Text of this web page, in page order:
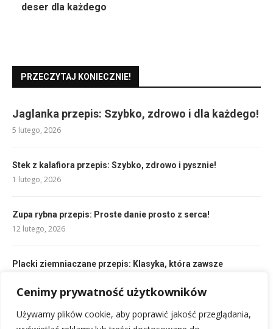
Cenimy prywatność użytkowników
Używamy plików cookie, aby poprawić jakość przeglądania,
deser dla każdego
PRZECZYTAJ KONIECZNIE!
Jaglanka przepis: Szybko, zdrowo i dla każdego!
5 lutego, 2026
Stek z kalafiora przepis: Szybko, zdrowo i pysznie!
1 lutego, 2026
Zupa rybna przepis: Proste danie prosto z serca!
12 lutego, 2026
Placki ziemniaczane przepis: Klasyka, która zawsze
2 lutego, 2026
Lody jagodowe przepis: Proste domowe lody dla każdego!